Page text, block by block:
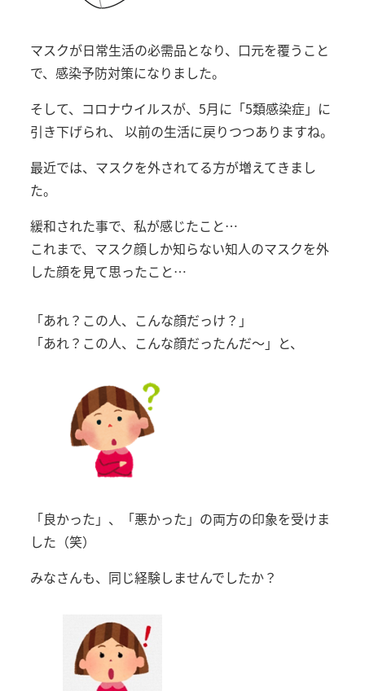
マスクが日常生活の必需品となり、口元を覆うこと
で、感染予防対策になりました。
そして、コロナウイルスが、5月に「5類感染症」に
引き下げられ、 以前の生活に戻りつつありますね。
最近では、マスクを外されてる方が増えてきまし
た。
緩和された事で、私が感じたこと…
これまで、マスク顔しか知らない知人のマスクを外
した顔を見て思ったこと…
「あれ？この人、こんな顔だっけ？」
「あれ？この人、こんな顔だったんだ～」と、
「良かった」、「悪かった」の両方の印象を受けま
した（笑）
みなさんも、同じ経験しませんでしたか？